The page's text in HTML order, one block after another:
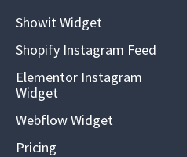
Showit Widget
Shopify Instagram Feed
Elementor Instagram
Widget
Webflow Widget
Pricing